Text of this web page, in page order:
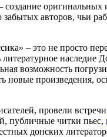
оригинальных
авторов, чьи
– это не просто
наследие
возможность
новые произведения,
провели
публичные читки пьес,
донских